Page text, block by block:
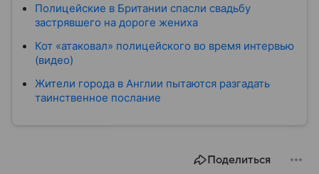
Полицейские в Британии спасли свадьбу
застрявшего на дороге жениха
Кот «атаковал» полицейского во время интервью
(видео)
Жители города в Англии пытаются разгадать
таинственное послание
Поделиться